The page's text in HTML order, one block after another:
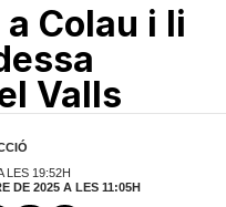
Colau i li
Valls
LES 19:52H
DE 2025 A LES 11:05H